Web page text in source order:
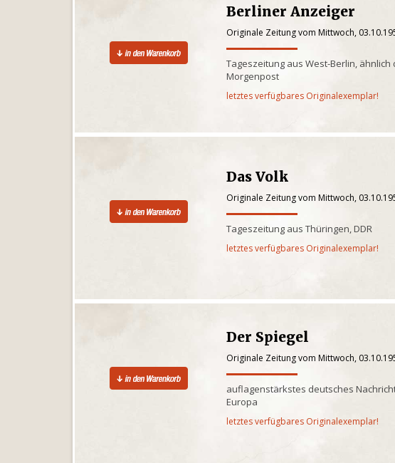
Berliner Anzeiger
Originale Zeitung vom Mittwoch,
Tageszeitung aus West-Berlin, ähnlich
Morgenpost
letztes verfügbares Originalexemplar!
Das Volk
Originale Zeitung vom Mittwoch,
Tageszeitung aus Thüringen, DDR
letztes verfügbares Originalexemplar!
Der Spiegel
Originale Zeitung vom Mittwoch,
auflagenstärkstes deutsches
Europa
letztes verfügbares Originalexemplar!